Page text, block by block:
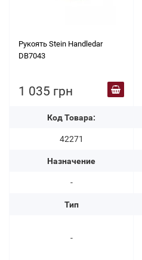
Рукоять Stein Handledar
DB7043
1 035 грн
Код Товара:
42271
Назначение
-
Тип
-